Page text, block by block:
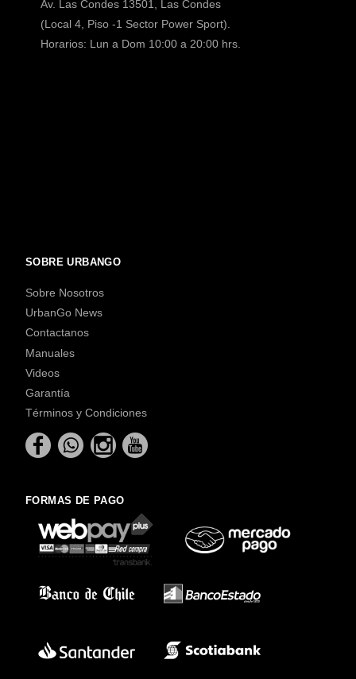
Av. Las Condes 13501, Las Condes
(Local 4, Piso -1 Sector Power Sport).
Horarios: Lun a Dom 10:00 a 20:00 hrs.
SOBRE URBANGO
Sobre Nosotros
UrbanGo News
Contactanos
Manuales
Videos
Garantía
Términos y Condiciones
FORMAS DE PAGO